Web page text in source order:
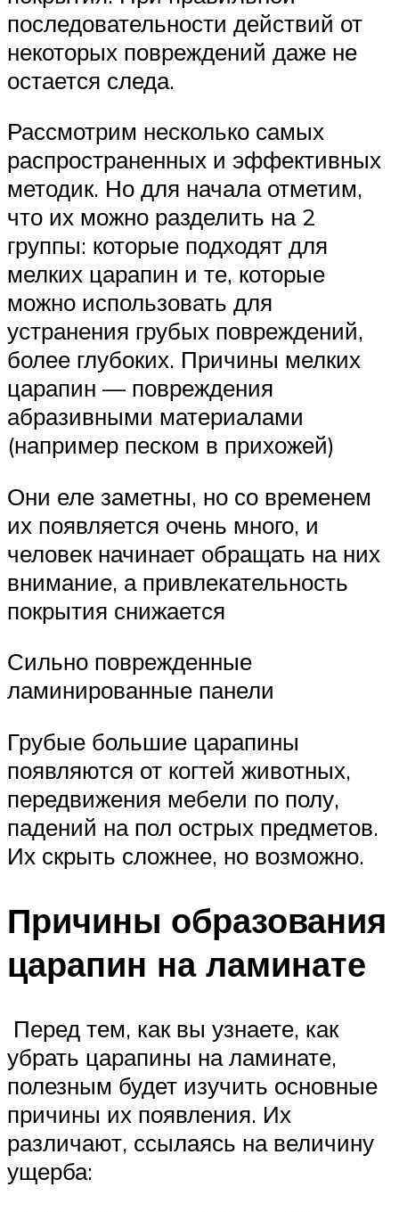
последовательности действий от
некоторых повреждений даже не
остается следа.
Рассмотрим несколько самых
распространенных и эффективных
методик. Но для начала отметим,
что их можно разделить на 2
группы: которые подходят для
мелких царапин и те, которые
можно использовать для
устранения грубых повреждений,
более глубоких. Причины мелких
царапин — повреждения
абразивными материалами
(например песком в прихожей)
Они еле заметны, но со временем
их появляется очень много, и
человек начинает обращать на них
внимание, а привлекательность
покрытия снижается
Сильно поврежденные
ламинированные панели
Грубые большие царапины
появляются от когтей животных,
передвижения мебели по полу,
падений на пол острых предметов.
Их скрыть сложнее, но возможно.
Причины образования
царапин на ламинате
Перед тем, как вы узнаете, как
убрать царапины на ламинате,
полезным будет изучить основные
причины их появления. Их
различают, ссылаясь на величину
ущерба: